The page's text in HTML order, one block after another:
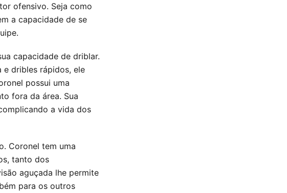
ofensivo. Seja como
a capacidade de se
capacidade de driblar.
e dribles rápidos, ele
possui uma
fora da área. Sua
a vida dos
Coronel tem uma
tanto dos
aguçada lhe permite
para os outros